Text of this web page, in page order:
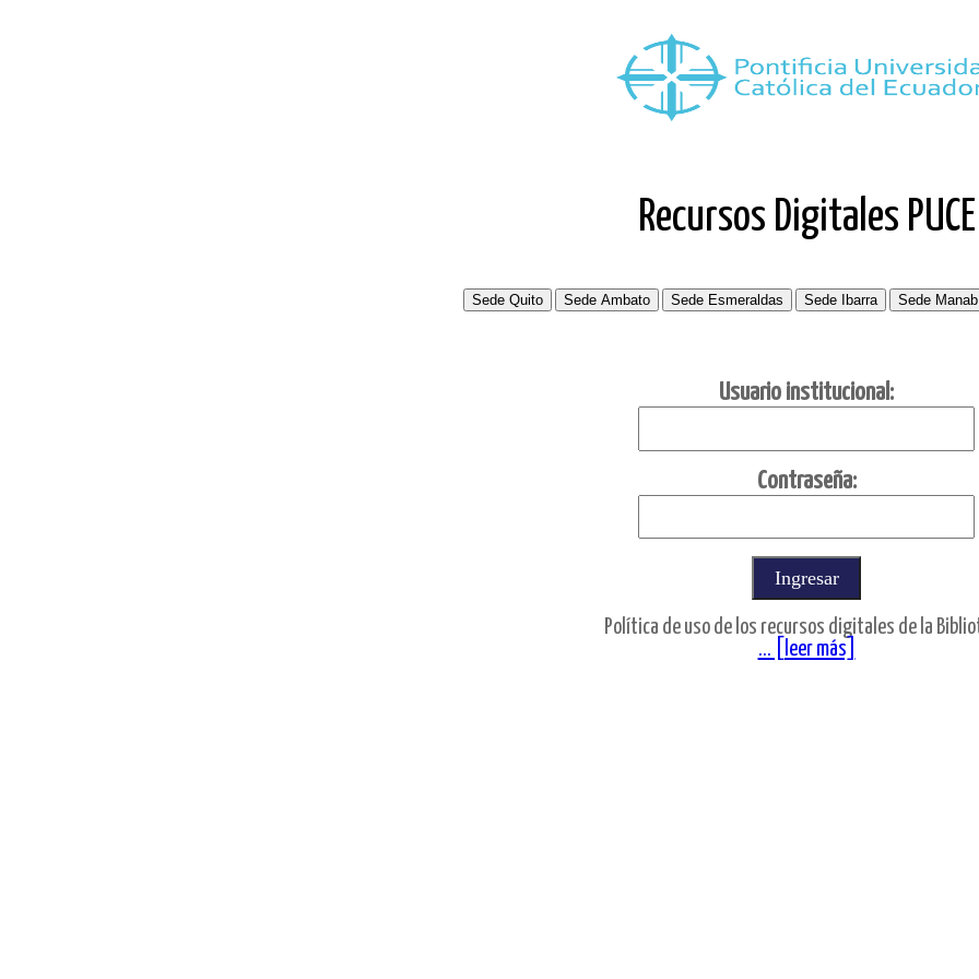
Recursos Digitales PUCE
Usuario institucional:
Contraseña:
Política de uso de los recursos digitales de la
... [leer más]